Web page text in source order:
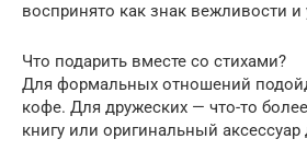
воспринято как знак вежливости и
Что подарить вместе со стихами?
Для формальных отношений
кофе. Для дружеских — что-то
книгу или оригинальный